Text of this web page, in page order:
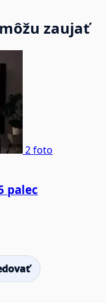
zaujať
2 foto
palec